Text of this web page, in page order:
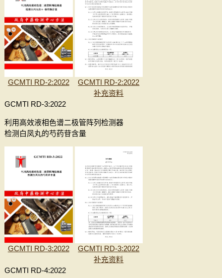
GCMTI RD-2:2022
GCMTI RD-2:2022
补充资料
GCMTI RD-3:2022
利用高效液相色谱二极管阵列检测器
检测白凤丸的芍药苷含量
GCMTI RD-3:2022
GCMTI RD-3:2022
补充资料
GCMTI RD-4:2022